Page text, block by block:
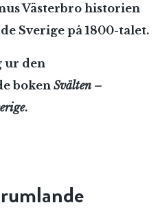
Västerbro historien
Sverige på 1800-talet.
ur den
boken Svälten –
.